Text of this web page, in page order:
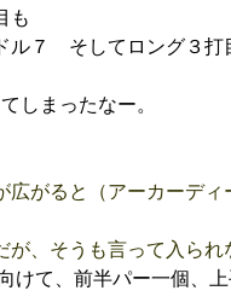
も
ル７ そしてロング３打
しまったなー。
がると（アーカーデ
、そうも言って入られ
て、前半パー一個、